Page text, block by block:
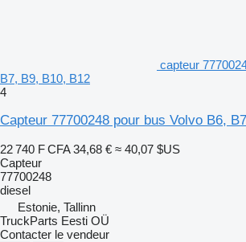
capteur
B7, B9, B10, B12
4
Capteur 77700248 pour bus Volvo B6,
22 740 F CFA 34,68 € ≈ 40,07 $US
Capteur
77700248
diesel
Estonie, Tallinn
TruckParts Eesti OÜ
Contacter le vendeur